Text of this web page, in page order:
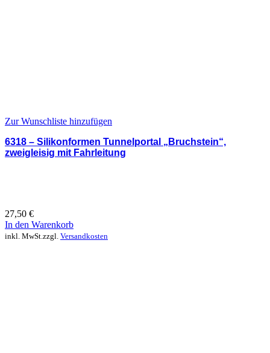
Zur Wunschliste hinzufügen
6318 – Silikonformen Tunnelportal „Bruchstein“,
zweigleisig mit Fahrleitung
27,50 €
In den Warenkorb
inkl. MwSt.zzgl. Versandkosten